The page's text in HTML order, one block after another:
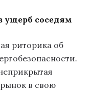
ущерб соседям
риторика об
в свою